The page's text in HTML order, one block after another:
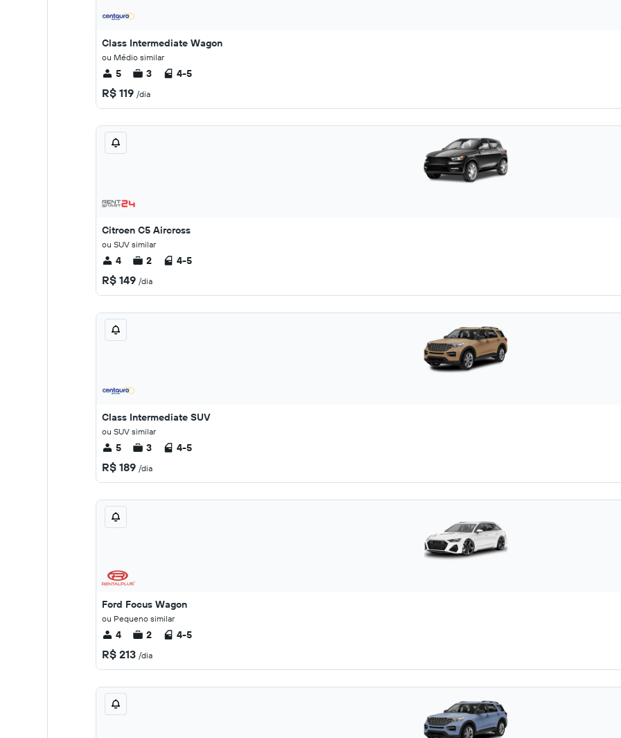
Class Intermediate Wagon
ou Médio similar
5 3 4-5
R$ 119 /dia
Citroen C5 Aircross
ou SUV similar
4 2 4-5
R$ 149 /dia
Class Intermediate SUV
ou SUV similar
5 3 4-5
R$ 189 /dia
Ford Focus Wagon
ou Pequeno similar
4 2 4-5
R$ 213 /dia